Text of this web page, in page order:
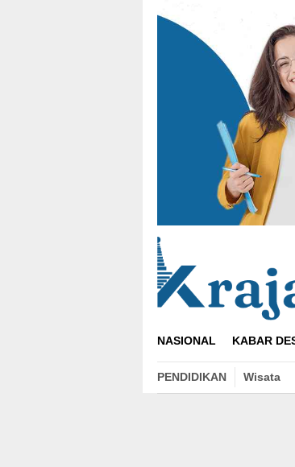
NASIONAL KABAR
PENDIDIKAN Wisata